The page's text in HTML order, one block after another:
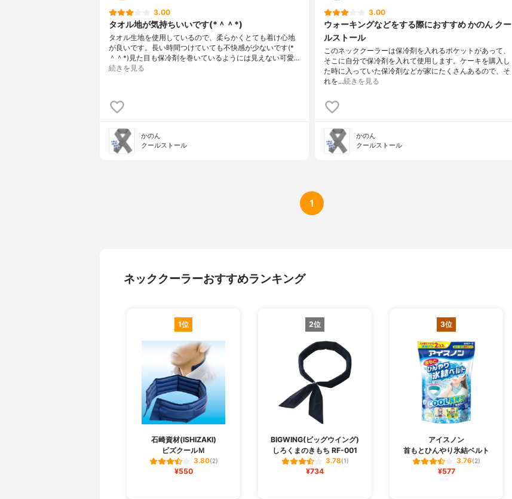
3.00
タオル地が気持ちいいです(*＾＾*)
タオル生地を使用しているので、柔らかくとても着け心地
が良いです。長い時間つけていても不快感が少ないです(*
＾＾*)見た目も保冷剤を巻いているようには見えない可愛…
続きを見る
かのん
クールストール
3.00
ウォーキングなどをする際におすすめ かのん クー
ルストール
このネッククーラーは保冷剤を入れるポケットがあって、
そこに自分で保冷剤を入れて使用します。ケーキを購入し
た時に入っていた保冷剤などが家にたくさんあるので、そ
れを…続きを見る
かのん
クールストール
1
ネッククーラーおすすめランキング
1位
石崎資材(ISHIZAKI)
ビズクールＭ
3.80(2)
¥550
2位
BIGWING(ビッグウイング)
しろくまのきもち RF-001
3.78(1)
¥734
3位
アイスノン
首もとひんやり氷結ベルト
3.76(2)
¥577